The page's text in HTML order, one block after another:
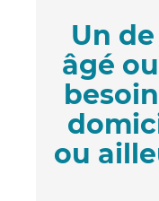
Un
âgé
ou